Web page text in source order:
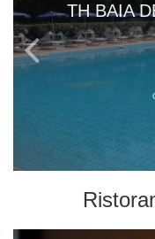
TH BAIA